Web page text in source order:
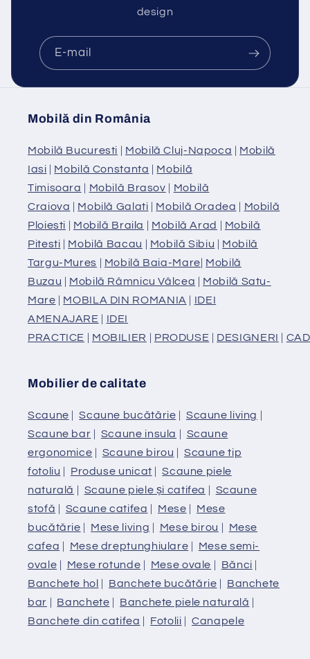
design
E-mail
Mobilă din România
Mobilă Bucuresti | Mobilă Cluj-Napoca | Mobilă
Iasi | Mobilă Constanta | Mobilă
Timisoara | Mobilă Brasov | Mobilă
Craiova | Mobilă Galati | Mobilă Oradea | Mobilă
Ploiesti | Mobilă Braila | Mobilă Arad | Mobilă
Pitesti | Mobilă Bacau | Mobilă Sibiu | Mobilă
Targu-Mures | Mobilă Baia-Mare| Mobilă
Buzau | Mobilă Râmnicu Vâlcea | Mobilă Satu-
Mare | MOBILA DIN ROMANIA | IDEI
AMENAJARE | IDEI
PRACTICE | MOBILIER | PRODUSE | DESIGNERI |
Mobilier de calitate
Scaune |Scaune bucătărie | Scaune living |
Scaune bar | Scaune insula | Scaune
ergonomice | Scaune birou | Scaune tip
fotoliu | Produse unicat |Scaune piele
naturală | Scaune piele și catifea | Scaune
stofă | Scaune catifea | Mese | Mese
bucătărie | Mese living | Mese birou | Mese
cafea | Mese dreptunghiulare | Mese semi-
ovale | Mese rotunde | Mese ovale | Bănci |
Banchete hol | Banchete bucătărie | Banchete
bar | Banchete | Banchete piele naturală |
Banchete din catifea | Fotolii |Canapele